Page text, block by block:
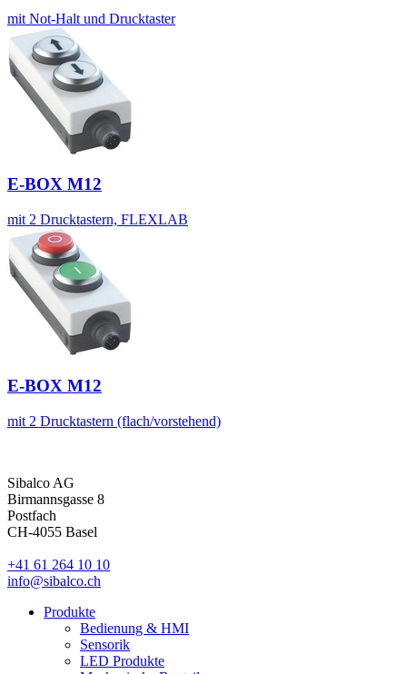
mit Not-Halt und Drucktaster
E-BOX M12
mit 2 Drucktastern, FLEXLAB
E-BOX M12
mit 2 Drucktastern (flach/vorstehend)
Sibalco AG
Birmannsgasse 8
Postfach
CH-4055 Basel
+41 61 264 10 10
info@sibalco.ch
Produkte
Bedienung & HMI
Sensorik
LED Produkte